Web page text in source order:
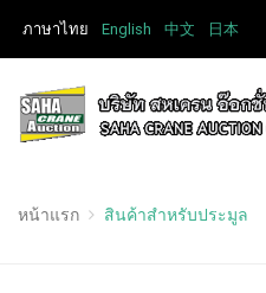
ภาษาไทย English 中文 日本
หน้าแรก สินค้าสำหรับประมูล